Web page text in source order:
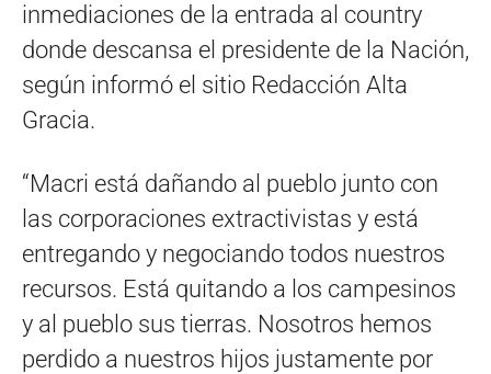
inmediaciones de la entrada al country
donde descansa el presidente de la Nación,
según informó el sitio Redacción Alta
Gracia.
“Macri está dañando al pueblo junto con
las corporaciones extractivistas y está
entregando y negociando todos nuestros
recursos. Está quitando a los campesinos
y al pueblo sus tierras. Nosotros hemos
perdido a nuestros hijos justamente por